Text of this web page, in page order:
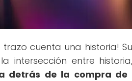
cuenta una historia!
intersección entre
detrás de la compra de